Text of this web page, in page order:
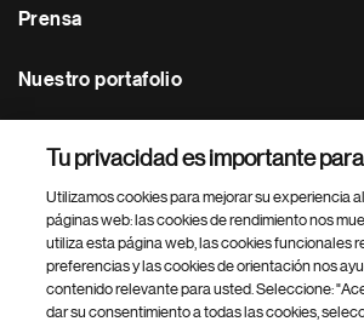
Prensa
Nuestro portafolio
Footer Site Search
Tu privacidad es importante
Utilizamos cookies para mejorar su experiencia
páginas web: las cookies de rendimiento nos
utiliza esta página web, las cookies funcionales
preferencias y las cookies de orientación nos
contenido relevante para usted. Seleccione:
dar su consentimiento a todas las cookies,